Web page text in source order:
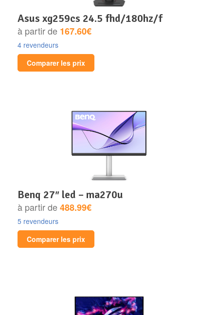
asus xg259cs 24.5 fhd/180hz/f
à partir de 167.60€
4 revendeurs
Comparer les prix
benq 27″ led – ma270u
à partir de488.99€
5 revendeurs
Comparer les prix